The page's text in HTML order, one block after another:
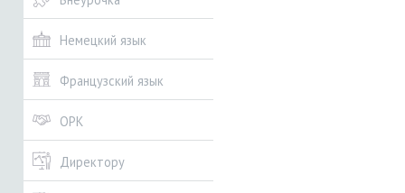
Немецкий язык
Французский язык
ОРК
Директору